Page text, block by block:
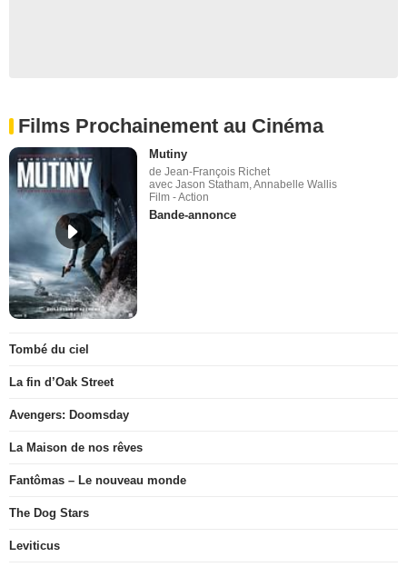
Films Prochainement au Cinéma
Mutiny
de Jean-François Richet
avec Jason Statham, Annabelle Wallis
Film - Action
Bande-annonce
Tombé du ciel
La fin d’Oak Street
Avengers: Doomsday
La Maison de nos rêves
Fantômas – Le nouveau monde
The Dog Stars
Leviticus